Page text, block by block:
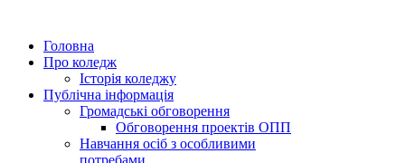
Головна
Про коледж
Історія коледжу
Публічна інформація
Громадські обговорення
Обговорення проектів ОПП
Навчання осіб з особливими
потребами